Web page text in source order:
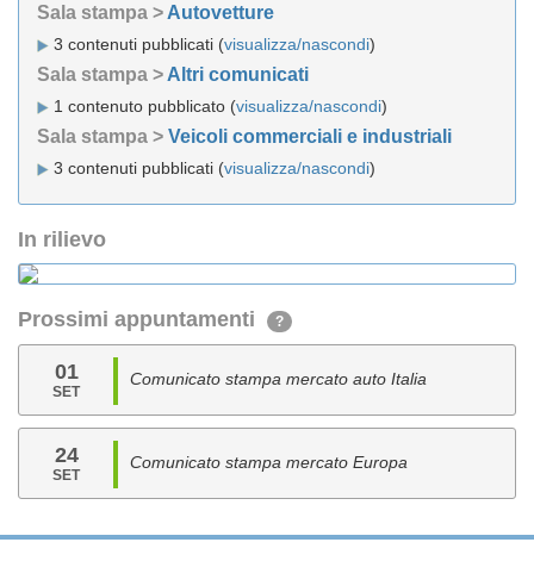
Sala stampa > Autovetture
3 contenuti pubblicati (visualizza/nascondi)
Sala stampa > Altri comunicati
1 contenuto pubblicato (visualizza/nascondi)
Sala stampa > Veicoli commerciali e industriali
3 contenuti pubblicati (visualizza/nascondi)
In rilievo
Prossimi appuntamenti ?
01
SET
Comunicato stampa mercato auto Italia
24
SET
Comunicato stampa mercato Europa